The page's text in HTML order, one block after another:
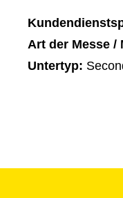
Art der Messe /
Untertyp: